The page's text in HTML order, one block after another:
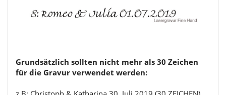
Grundsätzlich sollten nicht mehr als 30 Zeichen
für die Gravur verwendet werden: